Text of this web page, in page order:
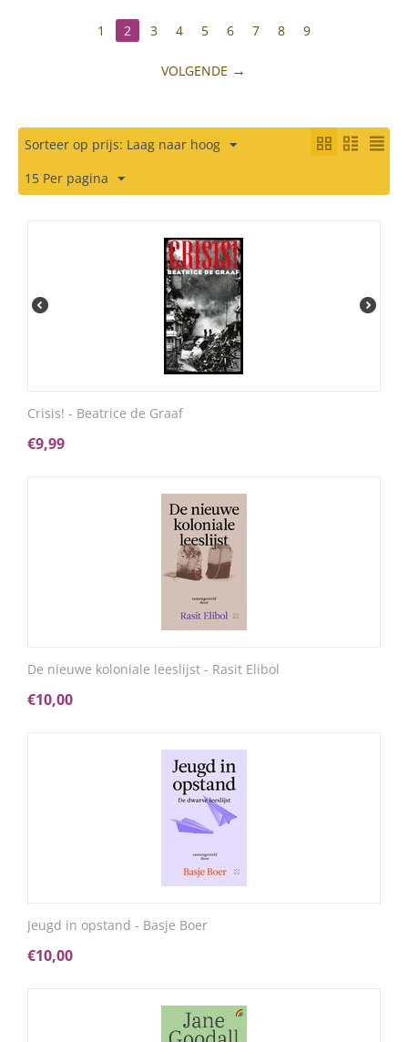
1 2 3 4 5 6 7 8 9
VOLGENDE
Sorteer op prijs: Laag naar hoog
15 Per pagina
Crisis! - Beatrice de Graaf
€9,99
De nieuwe koloniale leeslijst - Rasit Elibol
€10,00
Jeugd in opstand - Basje Boer
€10,00